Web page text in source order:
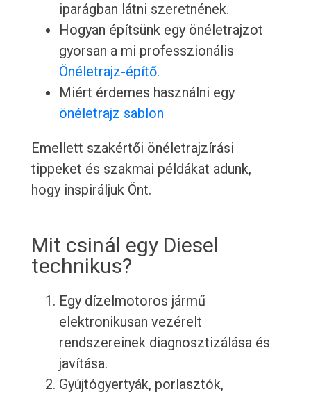
iparágban látni szeretnének.
Hogyan építsünk egy önéletrajzot
gyorsan a mi professzionális
Önéletrajz-építő.
Miért érdemes használni egy
önéletrajz sablon
Emellett szakértői önéletrajzírási
tippeket és szakmai példákat adunk,
hogy inspiráljuk Önt.
Mit csinál egy Diesel
technikus?
Egy dízelmotoros jármű
elektronikusan vezérelt
rendszereinek diagnosztizálása és
javítása.
Gyújtógyertyák, porlasztók,